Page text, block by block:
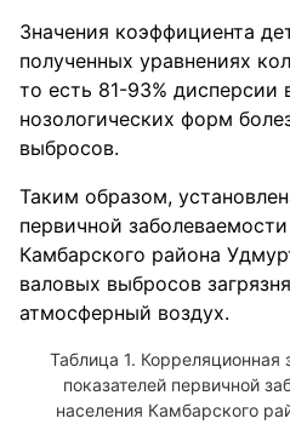
Значения коэффициента
полученных уравнениях
то есть 81-93% дисперсии
нозологических форм
выбросов.
Таким образом,
первичной
Камбарского района
валовых выбросов
атмосферный воздух.
Таблица 1.
показателей первичной
населения Камбарского